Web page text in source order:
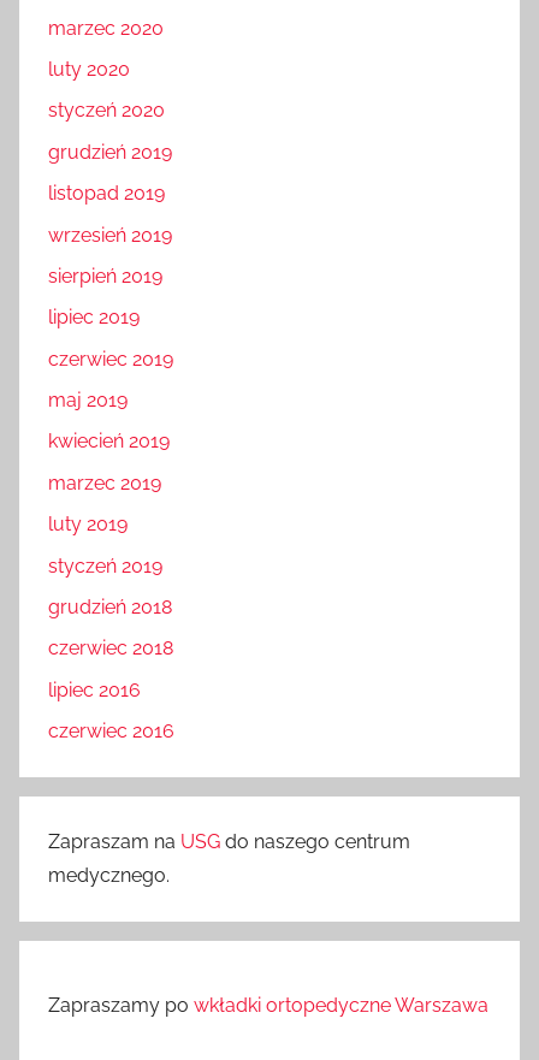
marzec 2020
luty 2020
styczeń 2020
grudzień 2019
listopad 2019
wrzesień 2019
sierpień 2019
lipiec 2019
czerwiec 2019
maj 2019
kwiecień 2019
marzec 2019
luty 2019
styczeń 2019
grudzień 2018
czerwiec 2018
lipiec 2016
czerwiec 2016
Zapraszam na USG do naszego centrum
medycznego.
Zapraszamy po wkładki ortopedyczne Warszawa